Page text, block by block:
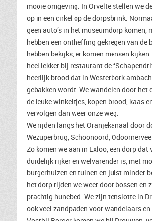
mooie omgeving. In Orvelte stellen we
op in een cirkel op de dorpsbrink.
geen auto’s in het museumdorp komen,
hebben een ontheffing gekregen van de
hebben bekijks, er komen mensen
heel lekker bij restaurant de
heerlijk brood dat in Westerbork
gebakken wordt. We wandelen door het
de leuke winkeltjes, kopen brood, kaas
vervolgen dan weer onze weg.
We rijden langs het Oranjekanaal door
Wezuperbrug, Schoonoord,
Zo komen we aan in Exloo, een dorp dat
duidelijk rijker en welvarender is, met
burgerhuizen en tuinen en juist minder
het dorp rijden we weer door bossen en
prachtig hunebed. We zijn tenslotte in
ook veel zandpaden voor wandelaars